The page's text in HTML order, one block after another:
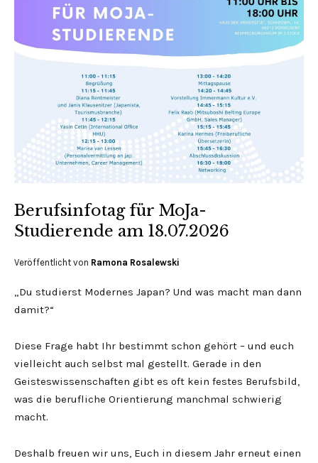
Berufsinfotag für MoJa-
Studierende am 18.07.2026
Veröffentlicht von Ramona Rosalewski
„Du studierst Modernes Japan? Und was macht man dann
damit?“
Diese Frage habt Ihr bestimmt schon gehört – und euch
vielleicht auch selbst mal gestellt. Gerade in den
Geisteswissenschaften gibt es oft kein festes Berufsbild,
was die berufliche Orientierung manchmal schwierig
macht.
Deshalb freuen wir uns, Euch in diesem Jahr erneut einen